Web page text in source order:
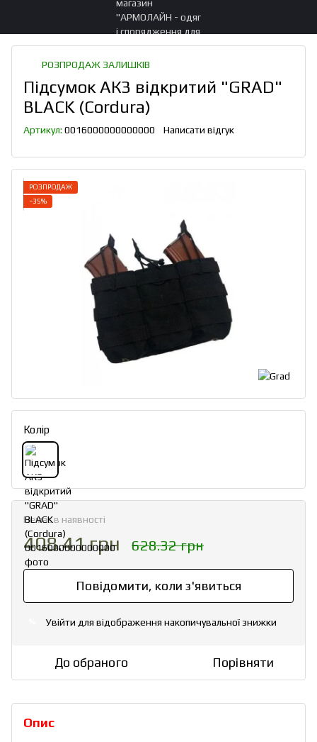
РОЗПРОДАЖ ЗАЛИШКІВ
Підсумок АК3 відкритий "GRAD"
BLACK (Cordura)
Артикул: 0016000000000000 Написати відгук
РОЗПРОДАЖ
−35%
Колір
Немає в наявності
408.41 грн 628.32 грн
Повідомити, коли з'явиться
Увійти для відображення накопичувальної знижки
До обраного Порівняти
Опис